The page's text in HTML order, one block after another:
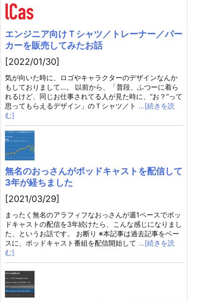
エンジニア向けＴシャツ／トレーナー／パー
カーを販売してみたお話
[2022/01/30]
気が向いた時に、ロゴやキャラクターのデザインなんか
もしておりまして…。 以前から、「普段、ふつーに着ら
れるけど、同じお仕事されてる人が見た時に、”お？”って
思ってもらえるデザイン」のＴシャツ／ト …[続きを読
む]
無名のおっさんがポッドキャストを配信して
3年が経ちました
[2021/03/29]
まったく無名のアラフィフなおっさんが週1ペースでポッ
ドキャストの配信を3年続けたら、こんな感じになりまし
た、というお話です。 お断り ※本記事は過去記事をベー
スに、ポッドキャスト番組を配信開始して …[続きを読
む]